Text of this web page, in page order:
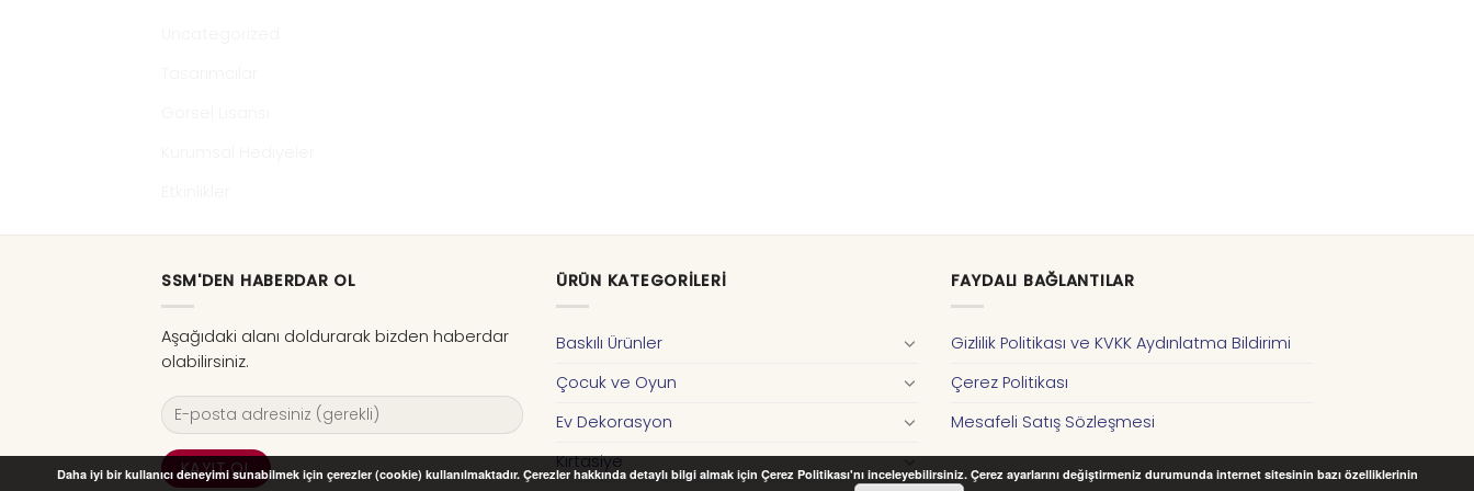
SSM'DEN HABERDAR OL
Aşağıdaki alanı doldurarak bizden haberdar
olabilirsiniz.
ÜRÜN KATEGORILERI
Baskılı Ürünler
Çocuk ve Oyun
Ev Dekorasyon
Kırtasiye
FAYDALI BAĞLANTILAR
Gizlilik Politikası ve KVKK Aydınlatma Bildirimi
Çerez Politikası
Mesafeli Satış Sözleşmesi
Daha iyi bir kullanıcı deneyimi sunabilmek için çerezler (cookie) kullanılmaktadır. Çerezler hakkında detaylı bilgi almak için Çerez Politikası'nı inceleyebilirsiniz. Çerez ayarlarını değiştirmeniz durumunda internet sitesinin bazı özelliklerinin